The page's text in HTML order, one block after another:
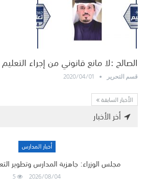
الصالح :لا مانع قانوني من إجراء
قسم التحرير 2020/04/01
الأخبار السابقة
أخر الأخبار
أخبار المدارس
مجلس الوزراء: جاهزية المدارس وتطوير
2026/08/04
5